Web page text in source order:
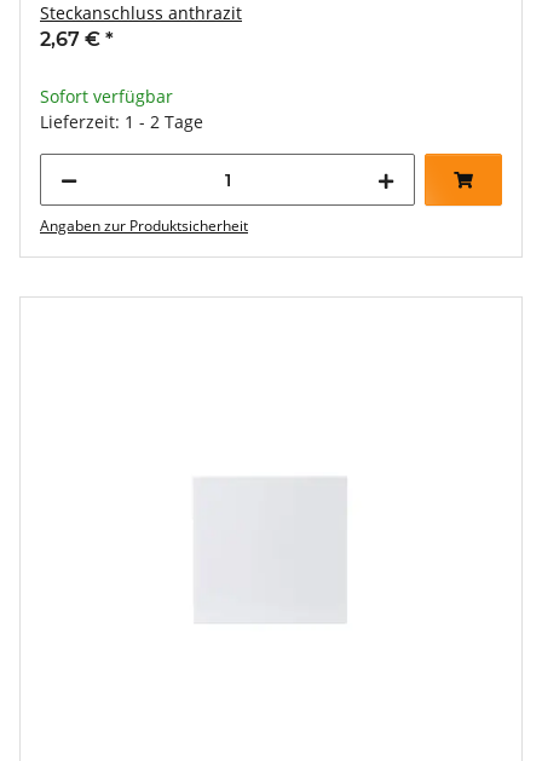
Steckanschluss anthrazit
2,67 € *
Sofort verfügbar
Lieferzeit: 1 - 2 Tage
Angaben zur Produktsicherheit